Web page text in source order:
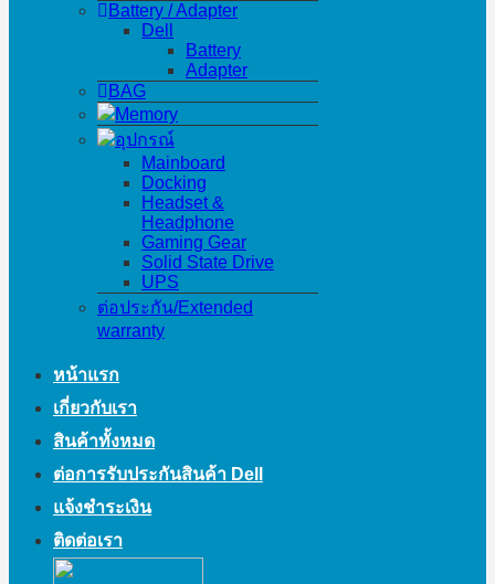
Battery / Adapter
Dell
Battery
Adapter
BAG
Memory
อุปกรณ์
Mainboard
Docking
Headset &
Headphone
Gaming Gear
Solid State Drive
UPS
ต่อประกัน/Extended
warranty
หน้าแรก
เกี่ยวกับเรา
สินค้าทั้งหมด
ต่อการรับประกันสินค้า Dell
แจ้งชำระเงิน
ติดต่อเรา